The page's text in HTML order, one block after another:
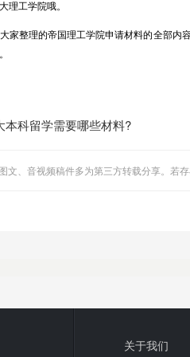
理工学院哦。
整理的帝国理工学院申请材料的全部内
本科留学需要哪些材料?
关于我们